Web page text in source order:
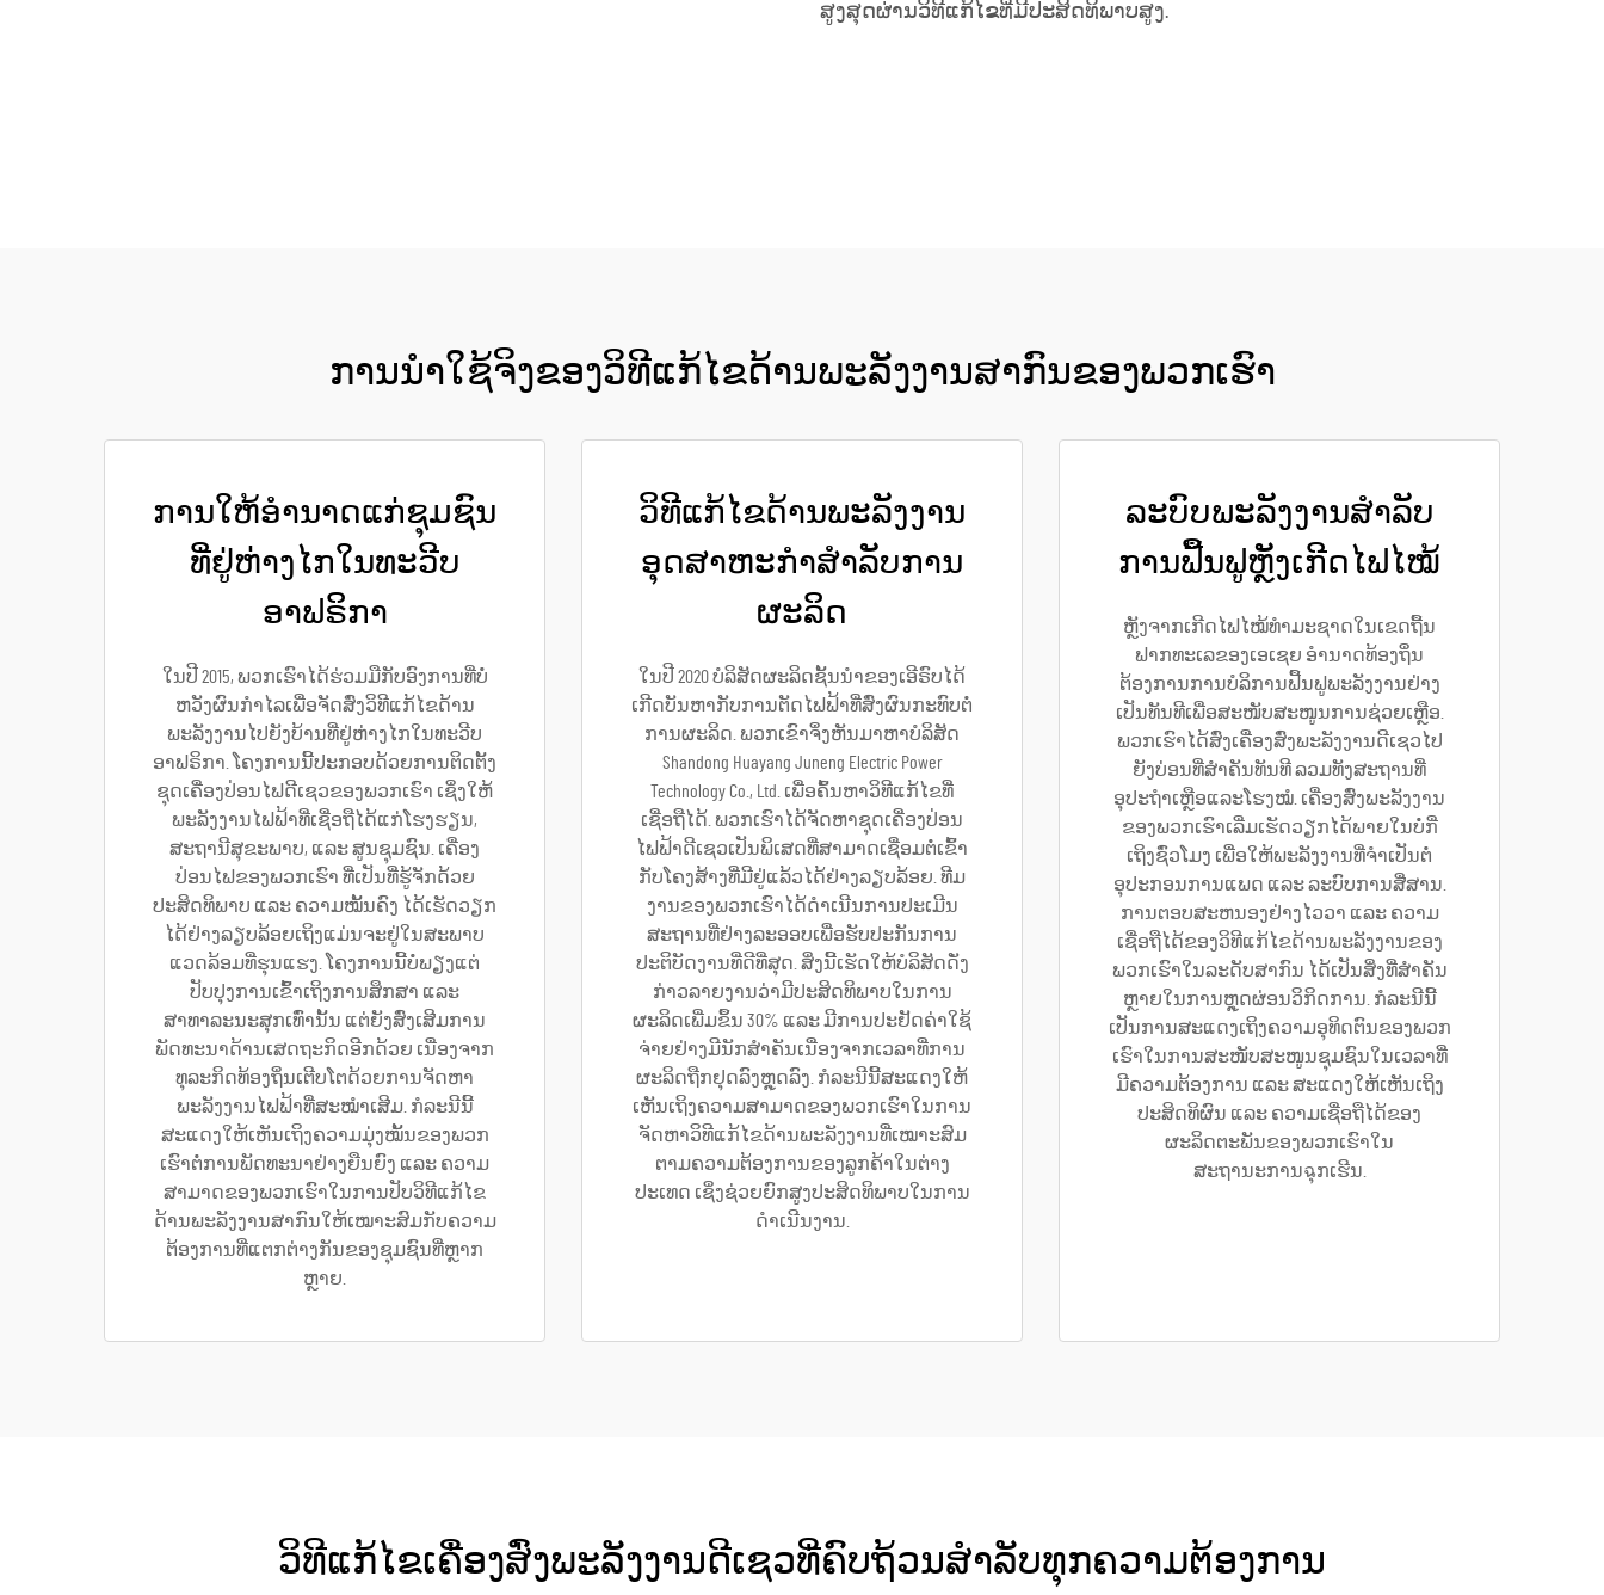
ສູງສຸດຜ່ານວິທີແກ້ໄຂທີ່ມີປະສິດທິພາບສູງ.
ການນຳໃຊ້ຈິງຂອງວິທີແກ້ໄຂດ້ານພະລັງງານສາກົນຂອງພວກເຮົາ
ການໃຫ້ອຳນາດແກ່ຊຸມຊົນ
ທີ່ຢູ່ຫ່າງໄກໃນທະວີບ
ອາຟຣິກາ
ໃນປີ 2015, ພວກເຮົາໄດ້ຮ່ວມມືກັບອົງການທີ່ບໍ່
ຫວັງຜົນກຳໄລເພື່ອຈັດສົ່ງວິທີແກ້ໄຂດ້ານ
ພະລັງງານໄປຍັງບ້ານທີ່ຢູ່ຫ່າງໄກໃນທະວີບ
ອາຟຣິກາ. ໂຄງການນີ້ປະກອບດ້ວຍການຕິດຕັ້ງ
ຊຸດເຄື່ອງປ່ອນໄຟດີເຊວຂອງພວກເຮົາ ເຊິ່ງໃຫ້
ພະລັງງານໄຟຟ້າທີ່ເຊື່ອຖືໄດ້ແກ່ໂຮງຮຽນ,
ສະຖານີສຸຂະພາບ, ແລະ ສູນຊຸມຊົນ. ເຄື່ອງ
ປ່ອນໄຟຂອງພວກເຮົາ ທີ່ເປັນທີ່ຮູ້ຈັກດ້ວຍ
ປະສິດທິພາບ ແລະ ຄວາມໝັ້ນຄົງ ໄດ້ເຮັດວຽກ
ໄດ້ຢ່າງລຽບລ້ອຍເຖິງແມ່ນຈະຢູ່ໃນສະພາບ
ແວດລ້ອມທີ່ຮຸນແຮງ. ໂຄງການນີ້ບໍ່ພຽງແຕ່
ປັບປຸງການເຂົ້າເຖິງການສຶກສາ ແລະ
ສາທາລະນະສຸກເທົ່ານັ້ນ ແຕ່ຍັງສົ່ງເສີມການ
ພັດທະນາດ້ານເສດຖະກິດອີກດ້ວຍ ເນື່ອງຈາກ
ທຸລະກິດທ້ອງຖິ່ນເຕີບໂຕດ້ວຍການຈັດຫາ
ພະລັງງານໄຟຟ້າທີ່ສະໝຳເສີມ. ກໍລະນີນີ້
ສະແດງໃຫ້ເຫັນເຖິງຄວາມມຸ່ງໝັ້ນຂອງພວກ
ເຮົາຕໍ່ການພັດທະນາຢ່າງຍືນຍົງ ແລະ ຄວາມ
ສາມາດຂອງພວກເຮົາໃນການປັບວິທີແກ້ໄຂ
ດ້ານພະລັງງານສາກົນໃຫ້ເໝາະສົມກັບຄວາມ
ຕ້ອງການທີ່ແຕກຕ່າງກັນຂອງຊຸມຊົນທີ່ຫຼາກ
ຫຼາຍ.
ວິທີແກ້ໄຂດ້ານພະລັງງານ
ອຸດສາຫະກຳສຳລັບການ
ຜະລິດ
ໃນປີ 2020 ບໍລິສັດຜະລິດຊັ້ນນຳຂອງເອີຣົບໄດ້
ເກີດບັນຫາກັບການຕັດໄຟຟ້າທີ່ສົ່ງຜົນກະທົບຕໍ່
ການຜະລິດ. ພວກເຂົາຈຶ່ງຫັນມາຫາບໍລິສັດ
Shandong Huayang Juneng Electric Power
Technology Co., Ltd. ເພື່ອຄົ້ນຫາວິທີແກ້ໄຂທີ່
ເຊື່ອຖືໄດ້. ພວກເຮົາໄດ້ຈັດຫາຊຸດເຄື່ອງປ່ອນ
ໄຟຟ້າດີເຊວເປັນພິເສດທີ່ສາມາດເຊື່ອມຕໍ່ເຂົ້າ
ກັບໂຄງສ້າງທີ່ມີຢູ່ແລ້ວໄດ້ຢ່າງລຽບລ້ອຍ. ທີມ
ງານຂອງພວກເຮົາໄດ້ດຳເນີນການປະເມີນ
ສະຖານທີ່ຢ່າງລະອອບເພື່ອຮັບປະກັນການ
ປະຕິບັດງານທີ່ດີທີ່ສຸດ. ສິ່ງນີ້ເຮັດໃຫ້ບໍລິສັດດັ່ງ
ກ່າວລາຍງານວ່າມີປະສິດທິພາບໃນການ
ຜະລິດເພີ່ມຂຶ້ນ 30% ແລະ ມີການປະຢັດຄ່າໃຊ້
ຈ່າຍຢ່າງມີນັກສຳຄັນເນື່ອງຈາກເວລາທີ່ການ
ຜະລິດຖືກຢຸດລົງຫຼຸດລົງ. ກໍລະນີນີ້ສະແດງໃຫ້
ເຫັນເຖິງຄວາມສາມາດຂອງພວກເຮົາໃນການ
ຈັດຫາວິທີແກ້ໄຂດ້ານພະລັງງານທີ່ເໝາະສົມ
ຕາມຄວາມຕ້ອງການຂອງລູກຄ້າໃນຕ່າງ
ປະເທດ ເຊິ່ງຊ່ວຍຍົກສູງປະສິດທິພາບໃນການ
ດຳເນີນງານ.
ລະບົບພະລັງງານສຳລັບ
ການຟື້ນຟູຫຼັງເກີດໄຟໄໝ້
ຫຼັງຈາກເກີດໄຟໄໝ້ທຳມະຊາດໃນເຂດຖື້ນ
ຟາກທະເລຂອງເອເຊຍ ອຳນາດທ້ອງຖິ່ນ
ຕ້ອງການການບໍລິການຟື້ນຟູພະລັງງານຢ່າງ
ເປັນທັນທີເພື່ອສະໜັບສະໜູນການຊ່ວຍເຫຼືອ.
ພວກເຮົາໄດ້ສົ່ງເຄື່ອງສົ່ງພະລັງງານດີເຊວໄປ
ຍັງບ່ອນທີ່ສຳຄັນທັນທີ ລວມທັງສະຖານທີ່
ອຸປະຖຳເຫຼືອແລະໂຮງໝໍ. ເຄື່ອງສົ່ງພະລັງງານ
ຂອງພວກເຮົາເລີ່ມເຮັດວຽກໄດ້ພາຍໃນບໍ່ກີ່
ເຖິງຊົ່ວໂມງ ເພື່ອໃຫ້ພະລັງງານທີ່ຈຳເປັນຕໍ່
ອຸປະກອນການແພດ ແລະ ລະບົບການສື່ສານ.
ການຕອບສະຫນອງຢ່າງໄວວາ ແລະ ຄວາມ
ເຊື່ອຖືໄດ້ຂອງວິທີແກ້ໄຂດ້ານພະລັງງານຂອງ
ພວກເຮົາໃນລະດັບສາກົນ ໄດ້ເປັນສິ່ງທີ່ສຳຄັນ
ຫຼາຍໃນການຫຼຸດຜ່ອນວິກິດການ. ກໍລະນີນີ້
ເປັນການສະແດງເຖິງຄວາມອຸທິດຕົນຂອງພວກ
ເຮົາໃນການສະໜັບສະໜູນຊຸມຊົນໃນເວລາທີ່
ມີຄວາມຕ້ອງການ ແລະ ສະແດງໃຫ້ເຫັນເຖິງ
ປະສິດທິຜົນ ແລະ ຄວາມເຊື່ອຖືໄດ້ຂອງ
ຜະລິດຕະພັນຂອງພວກເຮົາໃນ
ສະຖານະການฉຸກເຮີນ.
ວິທີແກ້ໄຂເຄື່ອງສົ່ງພະລັງງານດີເຊວທີ່ຄົບຖ້ວນສຳລັບທຸກຄວາມຕ້ອງການ